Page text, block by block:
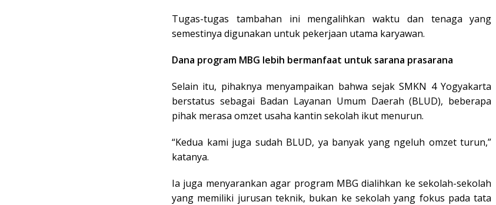
Tugas-tugas tambahan ini mengalihkan waktu dan tenaga yang
semestinya digunakan untuk pekerjaan utama karyawan.
Dana program MBG lebih bermanfaat untuk sarana prasarana
Selain itu, pihaknya menyampaikan bahwa sejak SMKN 4 Yogyakarta
berstatus sebagai Badan Layanan Umum Daerah (BLUD), beberapa
pihak merasa omzet usaha kantin sekolah ikut menurun.
“Kedua kami juga sudah BLUD, ya banyak yang ngeluh omzet turun,”
katanya.
Ia juga menyarankan agar program MBG dialihkan ke sekolah-sekolah
yang memiliki jurusan teknik, bukan ke sekolah yang fokus pada tata